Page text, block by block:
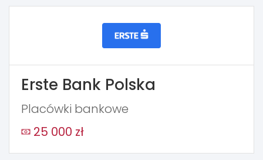
Erste Bank Polska
Placówki bankowe
25 000 zł